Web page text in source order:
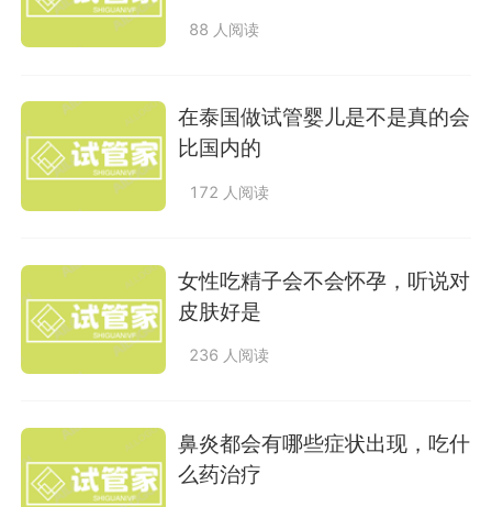
88 人阅读
在泰国做试管婴儿是不是真的会
比国内的
172 人阅读
女性吃精子会不会怀孕，听说对
皮肤好是
236 人阅读
鼻炎都会有哪些症状出现，吃什
么药治疗